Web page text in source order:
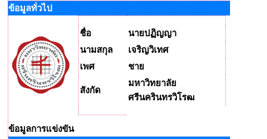
ข้อมูลทั่วไป
ชื่อ
นายปฏิญญา
นามสกุล
เจริญวิเทศ
เพศ
ชาย
สังกัด
มหาวิทยาลัย
ศรีนครินทรวิโรฒ
ข้อมูลการแข่งขัน